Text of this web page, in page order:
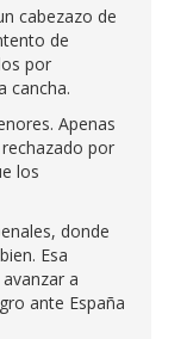
cabezazo de
de
por
cancha.
Apenas
por
los
donde
Esa
a
ante España